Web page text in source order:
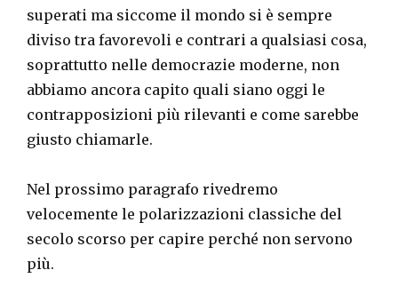
superati ma siccome il mondo si è sempre
diviso tra favorevoli e contrari a qualsiasi cosa,
soprattutto nelle democrazie moderne, non
abbiamo ancora capito quali siano oggi le
contrapposizioni più rilevanti e come sarebbe
giusto chiamarle.
Nel prossimo paragrafo rivedremo
velocemente le polarizzazioni classiche del
secolo scorso per capire perché non servono
più.